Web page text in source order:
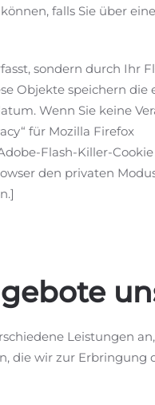
falls Sie über
sondern durch Ihr
Objekte speichern
Wenn Sie keine
für Mozilla Firefox
Flash-Killer-
den privaten
Leistungen
die wir zur